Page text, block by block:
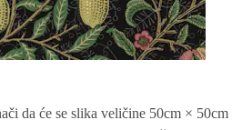
da će se slika veličine 50cm × 50cm